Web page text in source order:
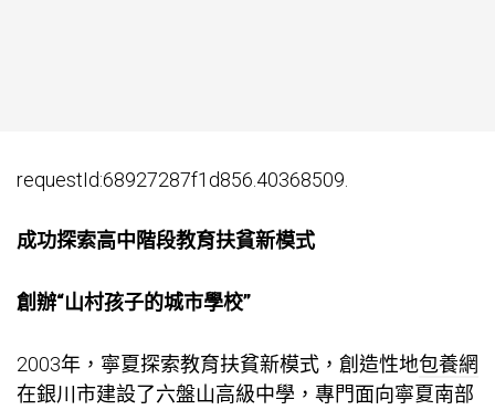
requestId:68927287f1d856.40368509.
成功探索高中階段教育扶貧新模式
創辦“山村孩子的城市學校”
2003年，寧夏探索教育扶貧新模式，創造性地包養網
在銀川市建設了六盤山高級中學，專門面向寧夏南部